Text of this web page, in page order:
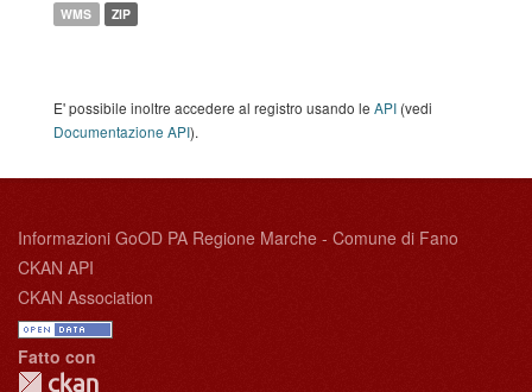
WMS ZIP
E' possibile inoltre accedere al registro usando le API (vedi
Documentazione API).
Informazioni GoOD PA Regione Marche - Comune di Fano
CKAN API
CKAN Association
Fatto con